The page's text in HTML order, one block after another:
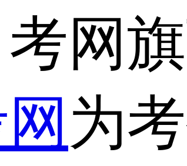
网
为